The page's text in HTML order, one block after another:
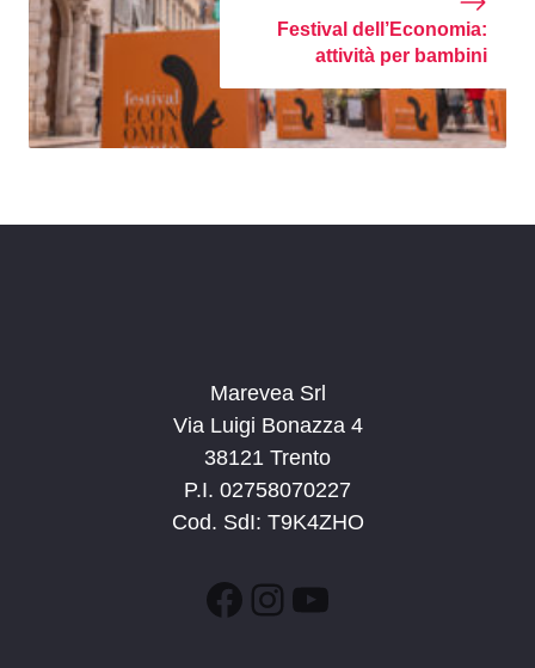
Festival dell’Economia:
attività per bambini
Marevea Srl
Via Luigi Bonazza 4
38121 Trento
P.I. 02758070227
Cod. SdI: T9K4ZHO
Facebook
Instagram
YouTube